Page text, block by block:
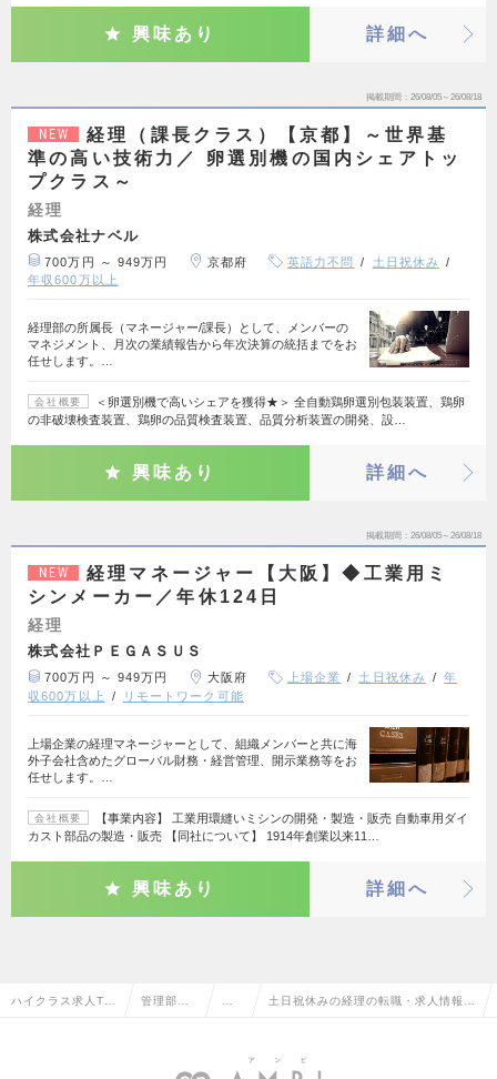
興味あり 詳細へ
掲載期間 26/08/05～26/08/18
NEW
経理（課長クラス）【京都】～世界基
準の高い技術力／ 卵選別機の国内シェアトッ
プクラス～
経理
株式会社ナベル
700万円 ～ 949万円 京都府 英語力不問
土日祝休み
年収600万以上
経理部の所属長（マネージャー/課長）として、メンバーの
マネジメント、月次の業績報告から年次決算の統括までをお
任せします。…
会社概要
＜卵選別機で高いシェアを獲得★＞ 全自動鶏卵選別包装装置、鶏卵
の非破壊検査装置、鶏卵の品質検査装置、品質分析装置の開発、設…
興味あり 詳細へ
掲載期間 26/08/05～26/08/18
NEW
経理マネージャー【大阪】◆工業用ミ
シンメーカー／年休124日
経理
株式会社ＰＥＧＡＳＵＳ
700万円 ～ 949万円 大阪府 上場企業 土日祝休み
年
収600万以上
リモートワーク可能
上場企業の経理マネージャーとして、組織メンバーと共に海
外子会社含めたグローバル財務・経営管理、開示業務等をお
任せします。…
会社概要
【事業内容】 工業用環縫いミシンの開発・製造・販売 自動車用ダイ
カスト部品の製造・販売 【同社について】 1914年創業以来11…
興味あり 詳細へ
ハイクラス求人TO 管理部門 土日祝休みの経理の転職・求人情報一